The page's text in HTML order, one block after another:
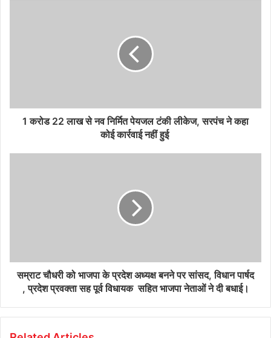
1 करोड 22 लाख से नव निर्मित पेयजल टंकी लीकेज, सरपंच ने कहा
कोई कार्रवाई नहीं हुई
सम्राट चौधरी को भाजपा के प्रदेश अध्यक्ष बनने पर सांसद, विधान पार्षद
, प्रदेश प्रवक्ता सह पूर्व विधायक सहित भाजपा नेताओं ने दी बधाई।